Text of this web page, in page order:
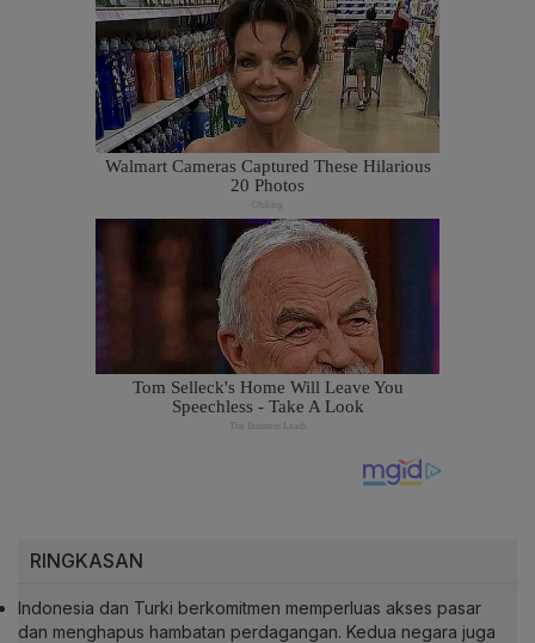
RINGKASAN
Indonesia dan Turki berkomitmen memperluas akses pasar
dan menghapus hambatan perdagangan. Kedua negara juga